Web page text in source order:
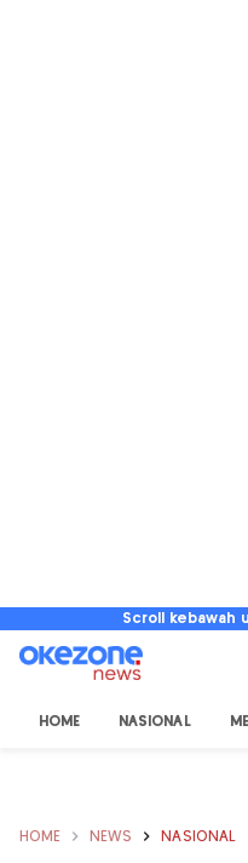
Scroll kebawah
HOME NASIONAL
HOME NEWS NASIONAL